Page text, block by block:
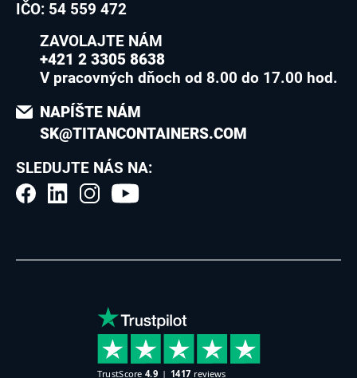
IČO: 54 559 472
ZAVOLAJTE NÁM
+421 2 3305 8638
V pracovných dňoch od 8.00 do 17.00 hod.
NAPÍŠTE NÁM
SK@TITANCONTAINERS.COM
SLEDUJTE NÁS NA: